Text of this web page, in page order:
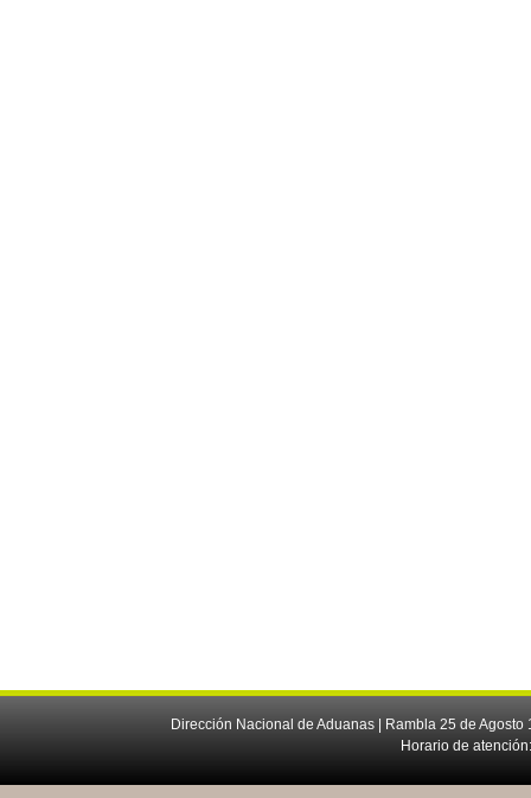
Dirección Nacional de Aduanas | Rambla 25 de
Horario de